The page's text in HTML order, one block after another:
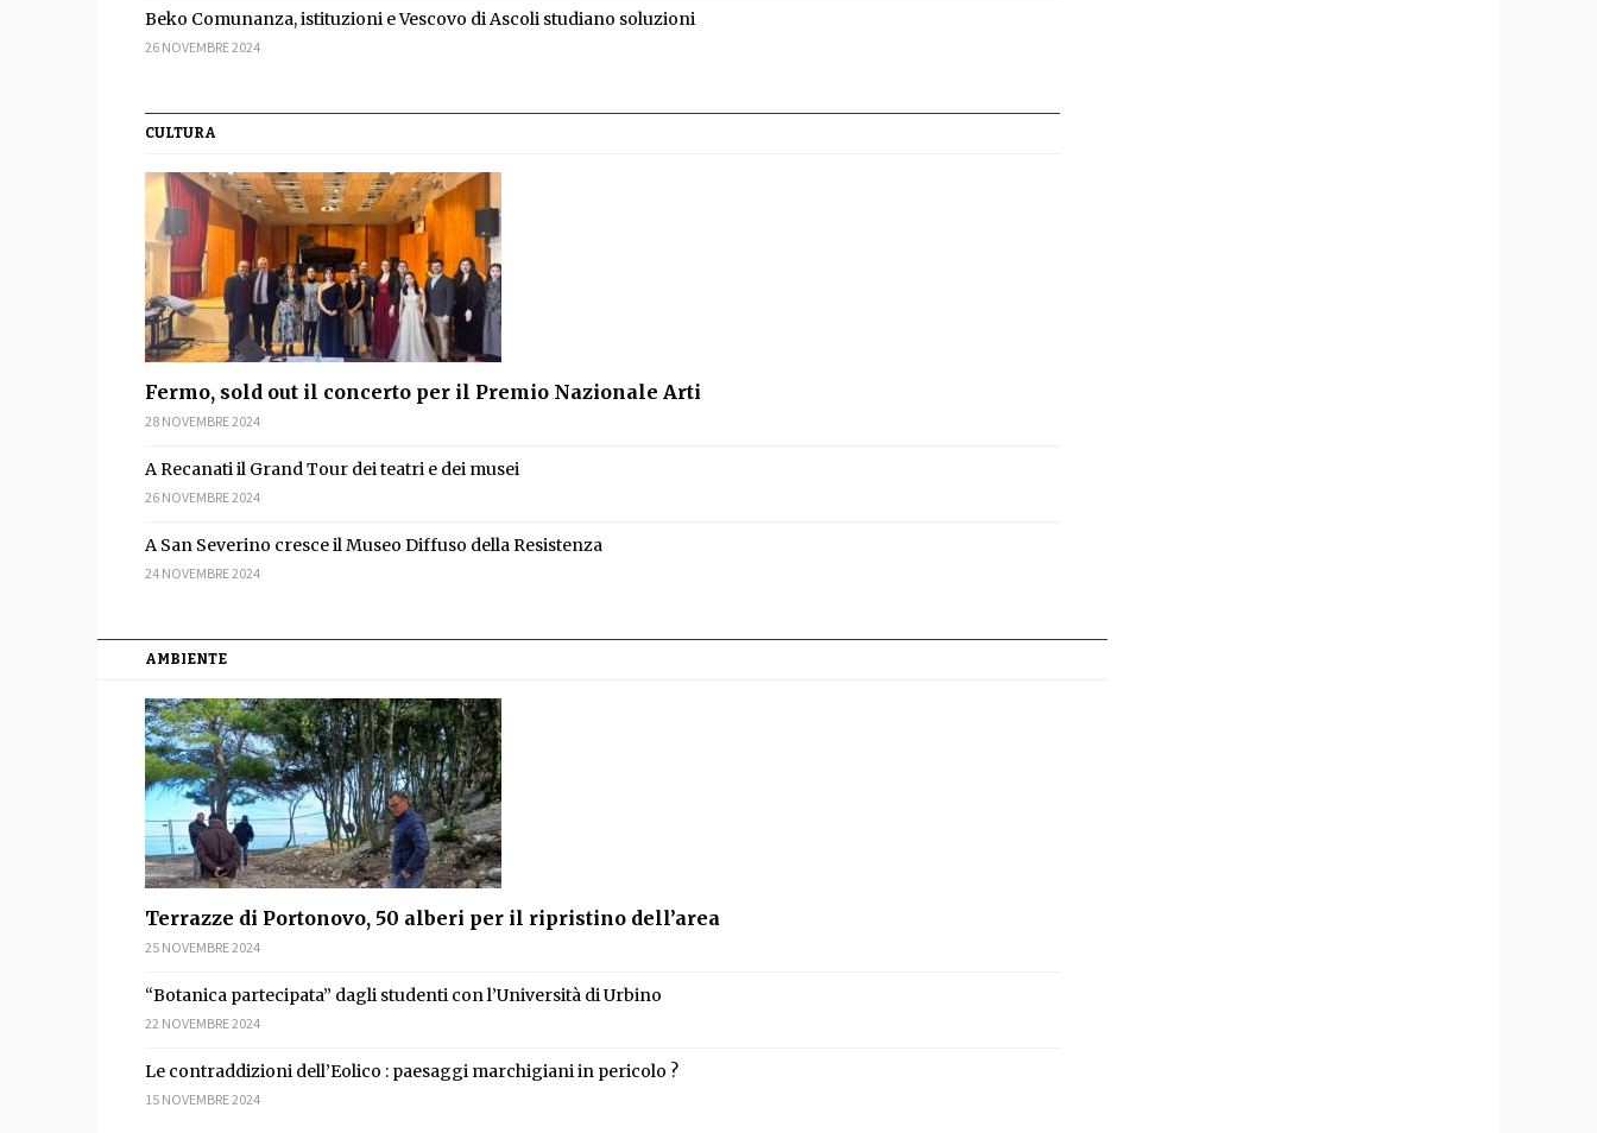
Beko Comunanza, istituzioni e Vescovo di Ascoli studiano soluzioni
26 NOVEMBRE 2024
CULTURA
Fermo, sold out il concerto per il Premio Nazionale Arti
28 NOVEMBRE 2024
A Recanati il Grand Tour dei teatri e dei musei
26 NOVEMBRE 2024
A San Severino cresce il Museo Diffuso della Resistenza
24 NOVEMBRE 2024
AMBIENTE
Terrazze di Portonovo, 50 alberi per il ripristino dell’area
25 NOVEMBRE 2024
“Botanica partecipata” dagli studenti con l’Università di Urbino
22 NOVEMBRE 2024
Le contraddizioni dell’Eolico : paesaggi marchigiani in pericolo ?
15 NOVEMBRE 2024